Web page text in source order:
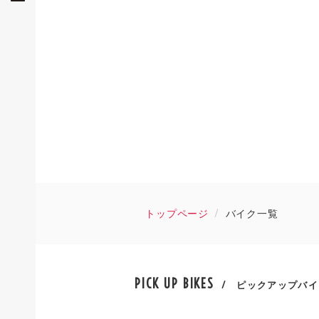
トップページ バイク一覧
PICK UP BIKES / ピックアップバ